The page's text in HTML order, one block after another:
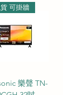
藝的
比的
勢。為了讓
可掛牆
樂聲 TN-